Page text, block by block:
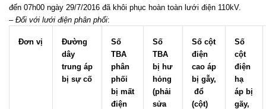
đến 07h00 ngày 29/7/2016 đã khôi phục hoàn toàn lưới điện 110kV.
– Đối với lưới điện phân phối:
Đơn vị
Đường
dây
trung áp
bị sự cố
Số
TBA
phân
phối
bị mất
điện
Số
TBA
bị hư
hỏng
(phải
sửa
Số cột
điện
cao áp
bị gẫy,
đổ
(cột)
Số
cột
điện
hạ
áp bị
gãy,